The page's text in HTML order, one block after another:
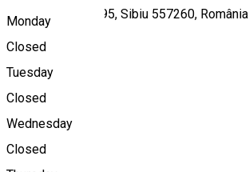
Monday
Closed
Tuesday
Closed
Wednesday
Closed
Calea Dumbrăvii 95, Sibiu 557260, România
Map